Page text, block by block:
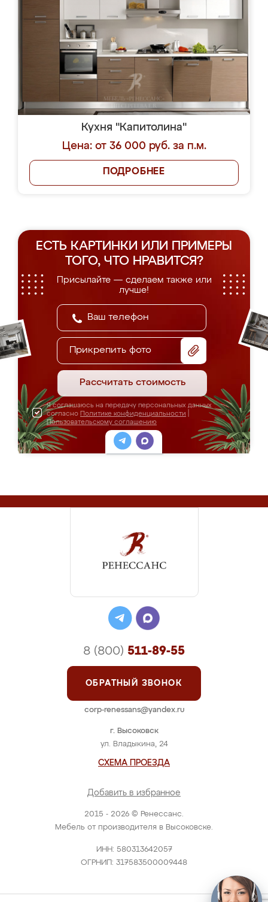
Кухня "Капитолина"
Цена: от 36 000 руб. за п.м.
ПОДРОБНЕЕ
ЕСТЬ КАРТИНКИ ИЛИ ПРИМЕРЫ
ТОГО, ЧТО НРАВИТСЯ?
Присылайте — сделаем также или
лучше!
Прикрепить фото
Рассчитать стоимость
Я соглашаюсь на передачу персональных данных
согласно Политике конфиденциальности
Пользовательскому соглашению
2015 - 2026 © Ренессанс.
Мебель от производителя в Высоковске.
ИНН: 580313642057
ОГРНИП: 317583500009448
г. Высоковск
ул. Владыкина, 24
СХЕМА ПРОЕЗДА
Добавить в избранное
8 (800) 511-89-55
ОБРАТНЫЙ ЗВОНОК
corp-renessans@yandex.ru